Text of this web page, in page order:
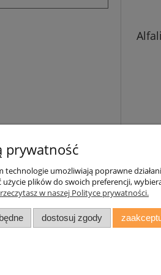
Moje konto
Twoje zamówienia
Ustawienia konta
Przechowalnia
prywatność
technologie umożliwiają poprawne
plików do swoich preferencji,
w naszej Polityce prywatności.
dostosuj zgody